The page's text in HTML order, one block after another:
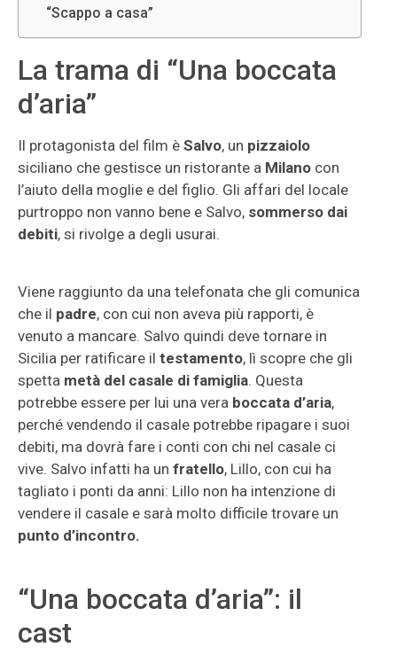
“Scappo a casa”
La trama di “Una boccata
d’aria”
Il protagonista del film è Salvo, un pizzaiolo
siciliano che gestisce un ristorante a Milano con
l’aiuto della moglie e del figlio. Gli affari del locale
purtroppo non vanno bene e Salvo, sommerso dai
debiti, si rivolge a degli usurai.
Viene raggiunto da una telefonata che gli comunica
che il padre, con cui non aveva più rapporti, è
venuto a mancare. Salvo quindi deve tornare in
Sicilia per ratificare il testamento, lì scopre che gli
spetta metà del casale di famiglia. Questa
potrebbe essere per lui una vera boccata d’aria,
perché vendendo il casale potrebbe ripagare i suoi
debiti, ma dovrà fare i conti con chi nel casale ci
vive. Salvo infatti ha un fratello, Lillo, con cui ha
tagliato i ponti da anni: Lillo non ha intenzione di
vendere il casale e sarà molto difficile trovare un
punto d’incontro.
“Una boccata d’aria”: il
cast